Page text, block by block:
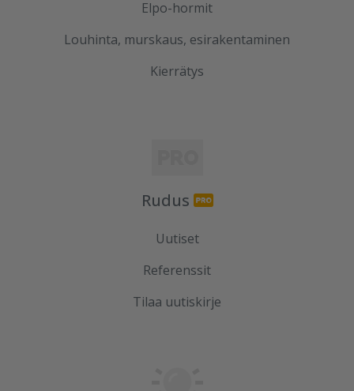
Elpo-hormit
Louhinta, murskaus, esirakentaminen
Kierrätys
Rudus
Uutiset
Referenssit
Tilaa uutiskirje